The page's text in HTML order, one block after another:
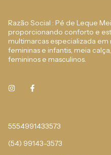
Razão Social : Pé de Leque
proporcionando conforto e
multimarcas especializada em
femininas e infantis, meia
femininos e masculinos.
5554991433573
(54) 99143-3573